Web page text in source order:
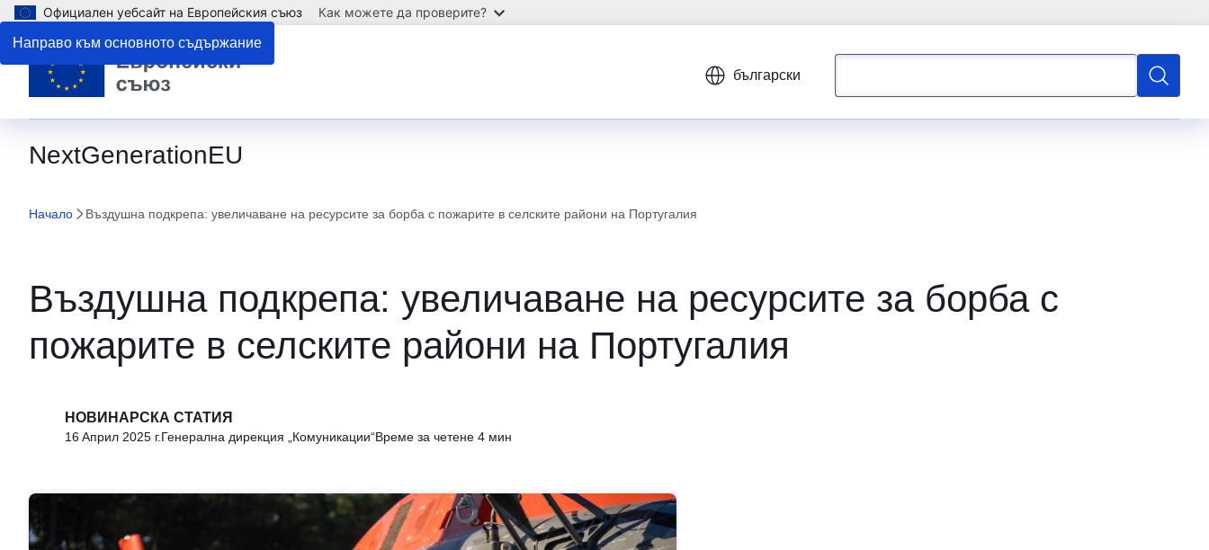
Направо към основното съдържание
Официален уебсайт на Европейския съюз Как можете да проверите?
български
Търсене
NextGenerationEU
Начало Въздушна подкрепа: увеличаване на ресурсите за борба с пожарите в селските райони на Португалия
Въздушна подкрепа: увеличаване на ресурсите за борба с
пожарите в селските райони на Португалия
НОВИНАРСКА СТАТИЯ
16 Aприл 2025 г.Генерална дирекция „Комуникации“Време за четене 4 мин